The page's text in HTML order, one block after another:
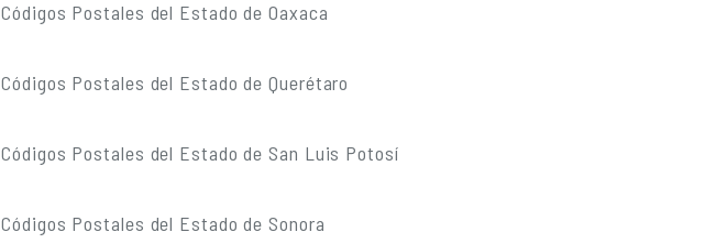
Códigos Postales del Estado de Oaxaca
Códigos Postales del Estado de Querétaro
Códigos Postales del Estado de San Luis Potosí
Códigos Postales del Estado de Sonora